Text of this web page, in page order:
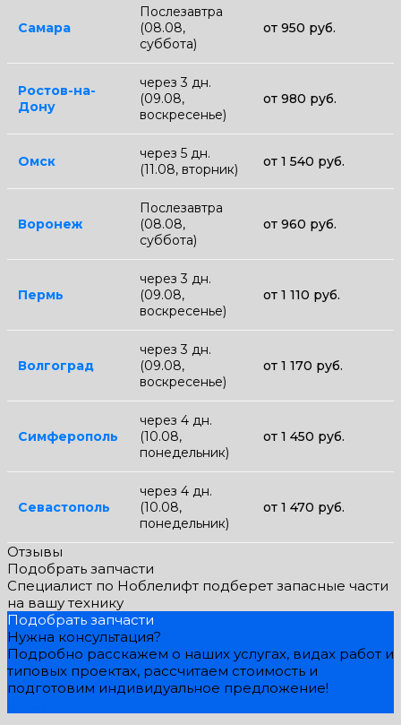
Самара
Послезавтра
(08.08,
суббота)
от 950 руб.
Ростов-на-
Дону
через 3 дн.
(09.08,
воскресенье)
от 980 руб.
Омск
через 5 дн.
(11.08, вторник)
от 1 540 руб.
Воронеж
Послезавтра
(08.08,
суббота)
от 960 руб.
Пермь
через 3 дн.
(09.08,
воскресенье)
от 1 110 руб.
Волгоград
через 3 дн.
(09.08,
воскресенье)
от 1 170 руб.
Симферополь
через 4 дн.
(10.08,
понедельник)
от 1 450 руб.
Севастополь
через 4 дн.
(10.08,
понедельник)
от 1 470 руб.
Отзывы
Подобрать запчасти
Специалист по Ноблелифт подберет запасные части
на вашу технику
Подобрать запчасти
Нужна консультация?
Подробно расскажем о наших услугах, видах работ и
типовых проектах, рассчитаем стоимость и
подготовим индивидуальное предложение!